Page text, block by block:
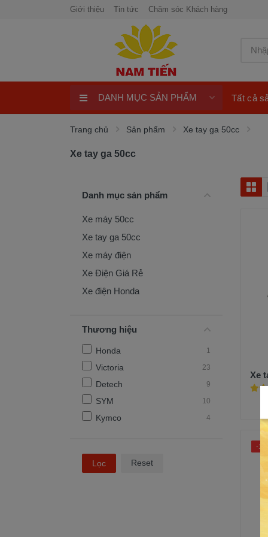
Giới thiệu Tin tức Chăm sóc Khách hàng
Xe máy 50cc
ngay
Xe điện Honda
DANH MỤC SẢN PHẨM Tất cả
Trang chủ Sản phẩm Xe tay ga 50cc
Xe tay ga 50cc
Danh mục sản phẩm
Xe máy 50cc
Xe tay ga 50cc
Xe máy điện
Xe Điện Giá Rẻ
Xe điện Honda
Thương hiệu
Honda 1
Victoria 23
Detech 9
SYM 10
Kymco 4
Reset
Xe
-